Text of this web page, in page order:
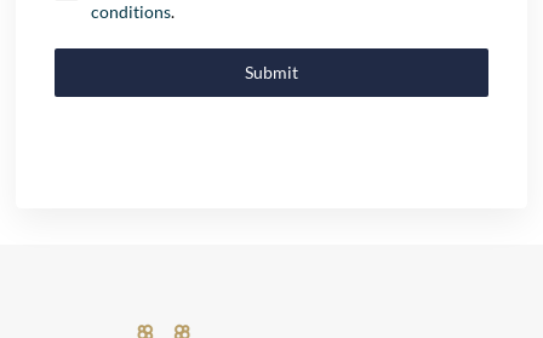
conditions.
Submit